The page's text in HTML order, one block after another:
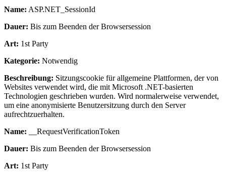
Name: ASP.NET_SessionId
Dauer: Bis zum Beenden der Browsersession
Art: 1st Party
Kategorie: Notwendig
Beschreibung: Sitzungscookie für allgemeine Plattformen, der von
Websites verwendet wird, die mit Microsoft .NET-basierten
Technologien geschrieben wurden. Wird normalerweise verwendet,
um eine anonymisierte Benutzersitzung durch den Server
aufrechtzuerhalten.
Name: __RequestVerificationToken
Dauer: Bis zum Beenden der Browsersession
Art: 1st Party